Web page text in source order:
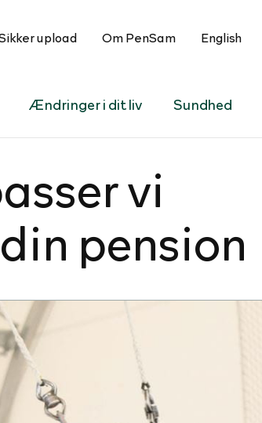
upload Om PenSam English
Ændringer i dit liv Sundhed
vi
pension